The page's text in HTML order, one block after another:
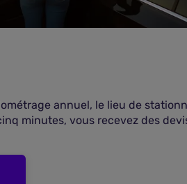
annuel, le lieu de
minutes, vous recevez des